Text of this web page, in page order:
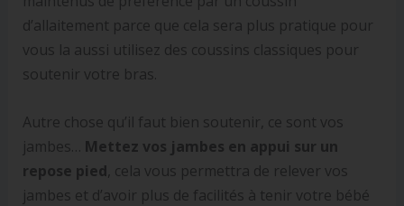
d’allaitement parce que cela sera plus pratique pour
vous la aussi utilisez des coussins classiques pour
soutenir votre bras.
Autre chose qu’il faut bien soutenir, ce sont vos
jambes… Mettez vos jambes en appui sur un
repose pied , cela vous permettra de relever vos
jambes et d’avoir plus de facilités à tenir votre bébé